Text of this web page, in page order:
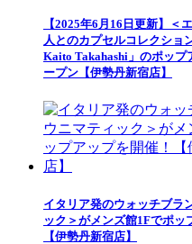
【2025年6月16日更新】＜
人とのカプセルコレクショ
Kaito Takahashi」のポップ
ープン【伊勢丹新宿店】
イタリア発のウォッチブラ
ック＞がメンズ館1Fでポッ
【伊勢丹新宿店】